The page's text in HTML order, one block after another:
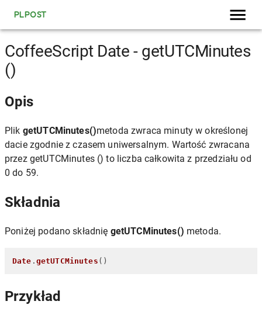
PLPOST
CoffeeScript Date - getUTCMinutes
()
Opis
Plik getUTCMinutes()metoda zwraca minuty w określonej
dacie zgodnie z czasem uniwersalnym. Wartość zwracana
przez getUTCMinutes () to liczba całkowita z przedziału od
0 do 59.
Składnia
Poniżej podano składnię getUTCMinutes() metoda.
Date . getUTCMinutes ()
Przykład